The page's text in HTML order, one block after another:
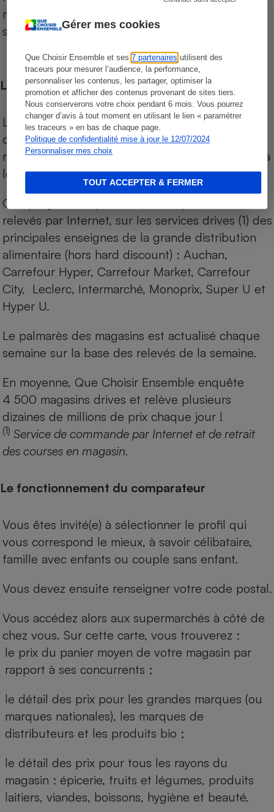
Gérer mes cookies
Que Choisir Ensemble et ses7 partenaires utilisent des
traceurs pour mesurer l’audience, la performance,
personnaliser les contenus, les partager, optimiser la
promotion et afficher des contenus provenant de sites tiers.
Nous conserverons votre choix pendant 6 mois. Vous pourrez
changer d’avis à tout moment en utilisant le lien « paramétrer
les traceurs » en bas de chaque page.
Politique de confidentialité mise à jour le 12/07/2024
Personnaliser mes choix
TOUT ACCEPTER & FERMER
niveau de prix des supermarchés, géolocalisés
sur le territoire français.
Les comparaisons de prix
Les comparaisons sont réalisées sur l’ensemble
des produits des magasins. Les produits de
marques de distributeurs (MDD) sont comparés à
leurs équivalents chez leurs concurrents.
Chaque jour, les prix de tous les produits sont
relevés par Internet, sur les services drives (1) des
principales enseignes de la grande distribution
alimentaire (hors hard discount) : Auchan,
Carrefour Hyper, Carrefour Market, Carrefour
City, Leclerc, Intermarché, Monoprix, Super U et
Hyper U.
Le palmarès des magasins est actualisé chaque
semaine sur la base des relevés de la semaine.
En moyenne, Que Choisir Ensemble enquête
4 500 magasins drives et relève plusieurs
dizaines de millions de prix chaque jour !
(1) Service de commande par Internet et de retrait
des courses en magasin.
Le fonctionnement du comparateur
Vous êtes invité(e) à sélectionner le profil qui
vous correspond le mieux, à savoir célibataire,
famille avec enfants ou couple sans enfant.
Vous devez ensuite renseigner votre code postal.
Vous accédez alors aux supermarchés à côté de
chez vous. Sur cette carte, vous trouverez :
le prix du panier moyen de votre magasin par
rapport à ses concurrents ;
le détail des prix pour les grandes marques (ou
marques nationales), les marques de
distributeurs et les produits bio ;
le détail des prix pour tous les rayons du
magasin : épicerie, fruits et légumes, produits
laitiers, viandes, boissons, hygiène et beauté.